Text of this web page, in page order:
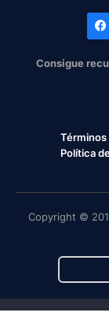
Consigue
Política
Copyright ©